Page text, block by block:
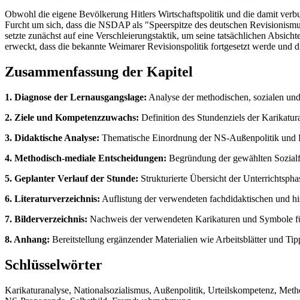
Obwohl die eigene Bevölkerung Hitlers Wirtschaftspolitik und die damit
Furcht um sich, dass die NSDAP als "Speerspitze des deutschen
setzte zunächst auf eine Verschleierungstaktik, um seine tatsächlichen
erweckt, dass die bekannte Weimarer Revisionspolitik fortgesetzt werde
Zusammenfassung der Kapitel
1. Diagnose der Lernausgangslage: Analyse der methodischen, sozialen
2. Ziele und Kompetenzzuwachs: Definition des Stundenziels der
3. Didaktische Analyse: Thematische Einordnung der NS-Außenpolitik
4. Methodisch-mediale Entscheidungen: Begründung der gewählten
5. Geplanter Verlauf der Stunde: Strukturierte Übersicht der
6. Literaturverzeichnis: Auflistung der verwendeten fachdidaktischen und
7. Bilderverzeichnis: Nachweis der verwendeten Karikaturen und Symbole
8. Anhang: Bereitstellung ergänzender Materialien wie Arbeitsblätter und
Schlüsselwörter
Karikaturanalyse, Nationalsozialismus, Außenpolitik, Urteilskompetenz,